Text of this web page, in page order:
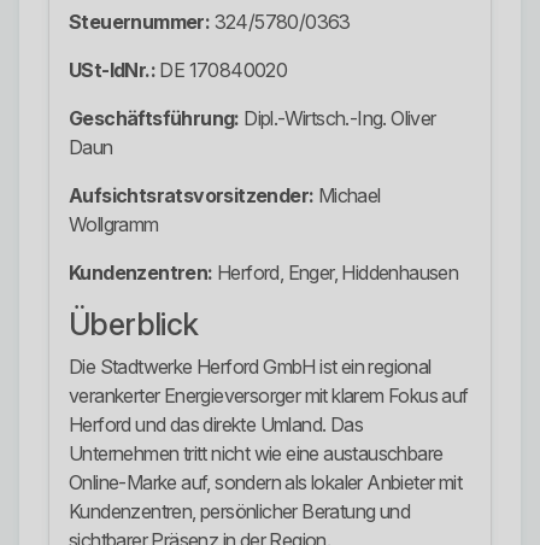
Steuernummer: 324/5780/0363
USt-IdNr.: DE 170840020
Geschäftsführung: Dipl.-Wirtsch.-Ing. Oliver
Daun
Aufsichtsratsvorsitzender: Michael
Wollgramm
Kundenzentren: Herford, Enger, Hiddenhausen
Überblick
Die Stadtwerke Herford GmbH ist ein regional
verankerter Energieversorger mit klarem Fokus auf
Herford und das direkte Umland. Das
Unternehmen tritt nicht wie eine austauschbare
Online-Marke auf, sondern als lokaler Anbieter mit
Kundenzentren, persönlicher Beratung und